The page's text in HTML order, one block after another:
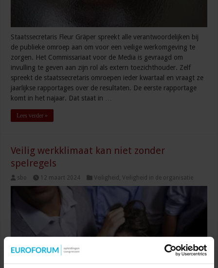
Staatssecretaris Fleur Gräper spreekt alle verantwoordelijken bij
de publieke omroep aan om voor een veilige werkomgeving te
zorgen. Het Commissariaat voor de Media is gevraagd om
invulling te geven aan zijn rol als extern toezichthouder. Zelf
spreekt de staatssecretaris omroepen ieder kwartaal en vraagt ze
jaarlijkse rapportages over de resultaten. De eerste rapportage
komt in het najaar. Dat staat in …
Lees verder »
Veilig werkklimaat kan niet zonder
spelregels
sbo 12 maart 2024 Veiligheid ,Veiligheid in de organisatie